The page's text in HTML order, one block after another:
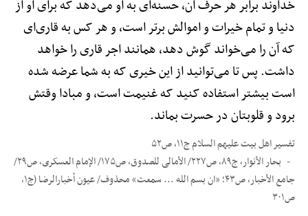
خداوند برابر هر حرف آن، حسنه‌ای به او می‌دهد که برای او از
دنیا و تمام خیرات و اموالش برتر است، و هر کس به قاری‌ای
که آن را می‌خواند گوش دهد، همانند اجر قاری را خواهد
داشت. پس تا می‌توانید از این خیری که به شما عرضه شده
است بیشتر استفاده کنید که غنیمت است، و مبادا وقتش
برود و قلوبتان در حسرت بماند.
تفسیر اهل بیت علیهم السلام ج۱۱، ص۵۲
بحار الأنوار، ج۸۹، ص۲۲۷/ الأمالی للصدوق، ص۱۷۵/ الإمام العسکری، ص۲۹/
جامع الأخبار، ص۴۳؛ «ان بسم الله ... سمعت» محذوف/ عیون أخبارالرضا (ج۱،
ص۳۰۱